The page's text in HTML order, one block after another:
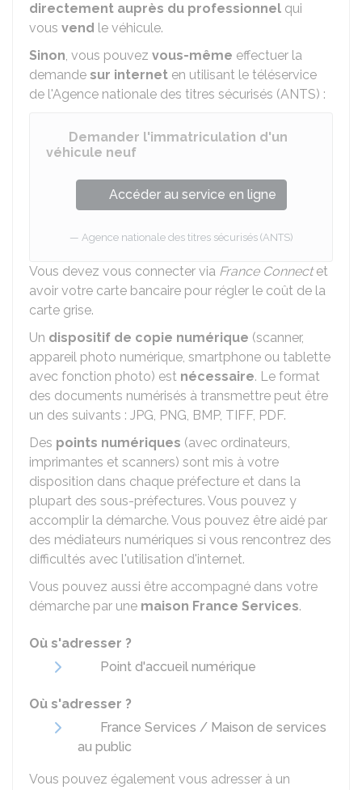
directement auprès du professionnel qui
vous vend le véhicule.
Sinon, vous pouvez vous-même effectuer la
demande sur internet en utilisant le téléservice
de l'Agence nationale des titres sécurisés (ANTS) :
Demander l'immatriculation d'un
véhicule neuf
Accéder au service en ligne
Agence nationale des titres sécurisés (ANTS)
Vous devez vous connecter via France Connectet
avoir votre carte bancaire pour régler le coût de la
carte grise.
Un dispositif de copie numérique (scanner,
appareil photo numérique, smartphone ou tablette
avec fonction photo) est nécessaire. Le format
des documents numérisés à transmettre peut être
un des suivants : JPG, PNG, BMP, TIFF, PDF.
Des points numériques (avec ordinateurs,
imprimantes et scanners) sont mis à votre
disposition dans chaque préfecture et dans la
plupart des sous-préfectures. Vous pouvez y
accomplir la démarche. Vous pouvez être aidé par
des médiateurs numériques si vous rencontrez des
difficultés avec l'utilisation d'internet.
Vous pouvez aussi être accompagné dans votre
démarche par une maison France Services.
Où s'adresser ?
Point d'accueil numérique
Où s'adresser ?
France Services / Maison de services
au public
Vous pouvez également vous adresser à un